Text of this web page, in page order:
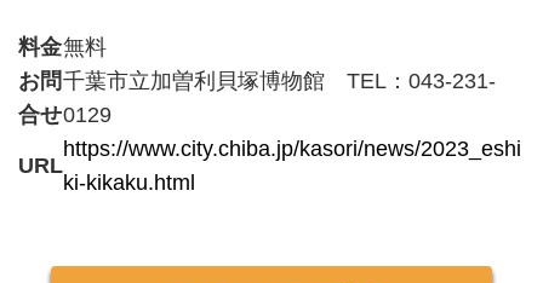
料金無料
お問
合せ
千葉市立加曽利貝塚博物館 TEL：043‐231‐
0129
URL
https://www.city.chiba.jp/kasori/news/2023_eshi
ki-kikaku.html